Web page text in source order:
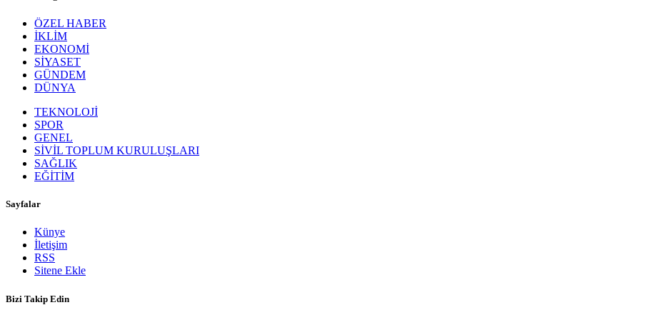
ÖZEL HABER
İKLİM
EKONOMİ
SİYASET
GÜNDEM
DÜNYA
TEKNOLOJİ
SPOR
GENEL
SİVİL TOPLUM KURULUŞLARI
SAĞLIK
EĞİTİM
Sayfalar
Künye
İletişim
RSS
Sitene Ekle
Bizi Takip Edin